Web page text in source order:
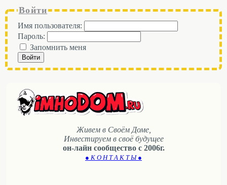
Войти
Имя пользователя:
Пароль:
Запомнить меня
Войти
Живем в Своём Доме,
Инвестируем в своё будущее
он-лайн сообщество с 2006г.
● К О Н Т А К Т Ы ●